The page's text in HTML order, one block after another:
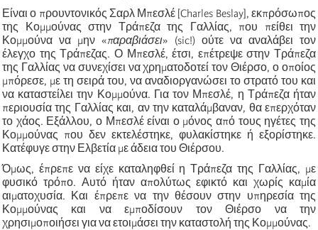
Είναι ο προυντονικός Σαρλ Μπεσλέ [Charles Beslay], εκπρόσωπος
της Κομμούνας στην Τράπεζα της Γαλλίας, που πείθει την
Κομμούνα να μην«παραβιάσει» (sic!)ούτε να αναλάβει τον
έλεγχο της Τράπεζας. Ο Μπεσλέ, έτσι, επέτρεψε στην Τράπεζα
της Γαλλίας να συνεχίσει να χρηματοδοτεί τον Θιέρσο, ο οποίος
μπόρεσε, με τη σειρά του, να αναδιοργανώσει το στρατό του και
να καταστείλει την Κομμούνα. Για τον Μπεσλέ, η Τράπεζα ήταν
περιουσία της Γαλλίας και, αν την καταλάμβαναν, θα επερχόταν
το χάος. Εξάλλου, ο Μπεσλέ είναι ο μόνος από τους ηγέτες της
Κομμούνας που δεν εκτελέστηκε, φυλακίστηκε ή εξορίστηκε.
Κατέφυγε στην Ελβετία με άδεια του Θιέρσου.
Όμως, έπρεπε να είχε καταληφθεί η Τράπεζα της Γαλλίας, με
φυσικό τρόπο. Αυτό ήταν απολύτως εφικτό και χωρίς καμία
αιματοχυσία. Και έπρεπε να την θέσουν στην υπηρεσία της
Κομμούνας και να εμποδίσουν τον Θιέρσο να την
χρησιμοποιήσει για να ετοιμάσει την καταστολή της Κομμούνας.